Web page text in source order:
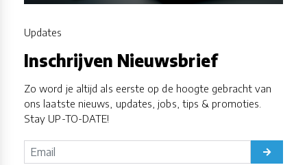
Updates
Inschrijven Nieuwsbrief
Zo word je altijd als eerste op de hoogte gebracht van
ons laatste nieuws, updates, jobs, tips & promoties.
Stay UP-TO-DATE!